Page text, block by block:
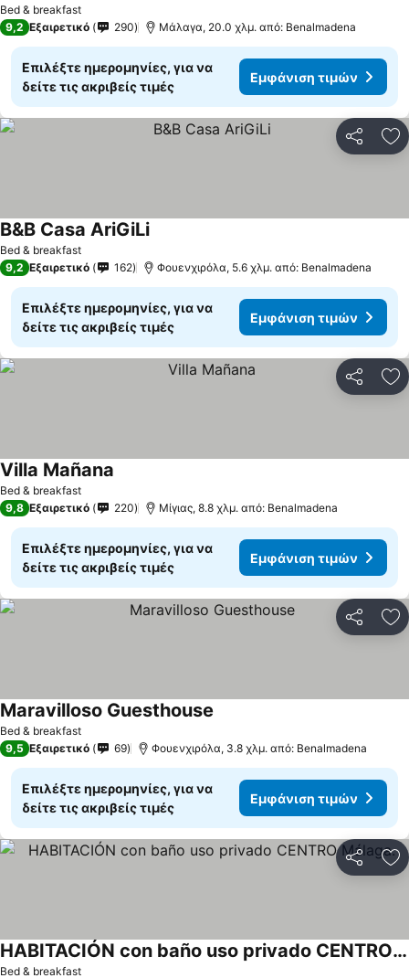
Bed & breakfast
9,2 Εξαιρετικό 290 Μάλαγα, 20.0 χλμ. από: Benalmadena
Επιλέξτε ημερομηνίες, για να
δείτε τις ακριβείς τιμές
Εμφάνιση τιμών
Bed & breakfast
B&B Casa AriGiLiΕμφάνιση τιμών
9,2 Εξαιρετικό 162 Φουενχιρόλα, 5.6 χλμ. από: Benalmadena
Επιλέξτε ημερομηνίες, για να
δείτε τις ακριβείς τιμές
Εμφάνιση τιμών
Bed & breakfast
Villa Mañana
9,8 Εξαιρετικό 220 Μίγιας, 8.8 χλμ. από: Benalmadena
Επιλέξτε ημερομηνίες, για να
δείτε τις ακριβείς τιμές
Εμφάνιση τιμών
Bed & breakfast
Maravilloso Guesthouse
9,5 Εξαιρετικό 69 Φουενχιρόλα, 3.8 χλμ. από: Benalmadena
Επιλέξτε ημερομηνίες, για να
δείτε τις ακριβείς τιμές
Εμφάνιση τιμών
Bed & breakfast
HABITACIÓN con baño uso privado CENTRO Málaga.
Εμφάνιση τιμών